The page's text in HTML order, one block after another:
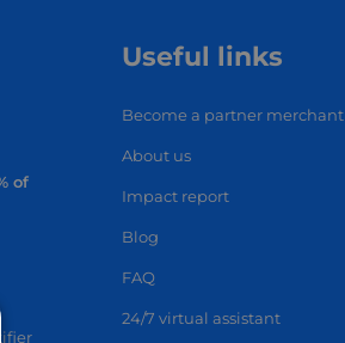
of
Useful links
Become a partner merchant
About us
Impact report
Blog
FAQ
24/7 virtual assistant